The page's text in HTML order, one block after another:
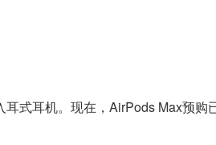
式耳机。现在，AirPods Max预购